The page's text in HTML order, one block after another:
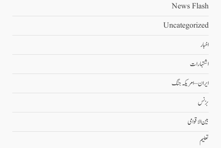
News Flash
Uncategorized
اخبار
اشتہارات
ایران – امریکہ جنگ
بزنس
بین الاقوامی
تعلیم